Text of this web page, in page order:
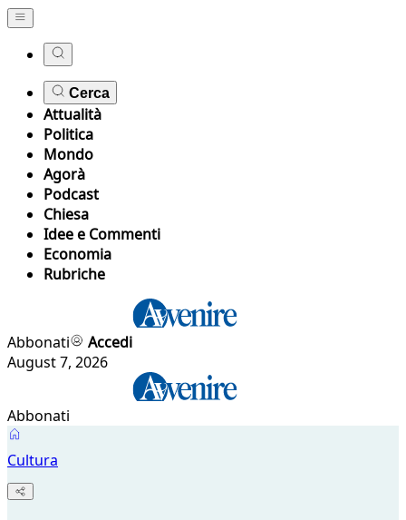
Cerca
Attualità
Politica
Mondo
Agorà
Podcast
Chiesa
Idee e Commenti
Economia
Rubriche
Abbonati
Accedi
August 7, 2026
Abbonati
Cultura